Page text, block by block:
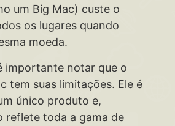
um Big Mac) custe o
os lugares quando
moeda.
importante notar que o
tem suas limitações. Ele é
único produto e,
reflete toda a gama de